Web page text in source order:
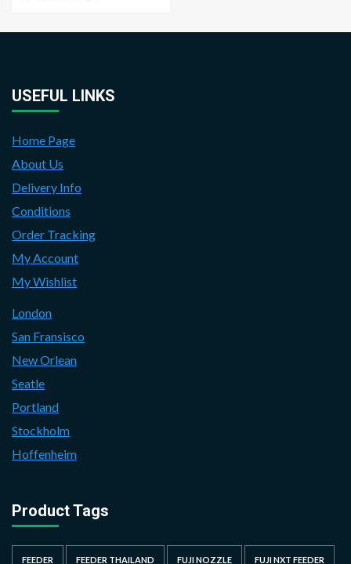
USEFUL LINKS
Home Page
About Us
Delivery Info
Conditions
Order Tracking
My Account
My Wishlist
London
San Fransisco
New Orlean
Seatle
Portland
Stockholm
Hoffenheim
Product Tags
FEEDER FEEDER THAILAND FUJI NOZZLE FUJI NXT FEEDER